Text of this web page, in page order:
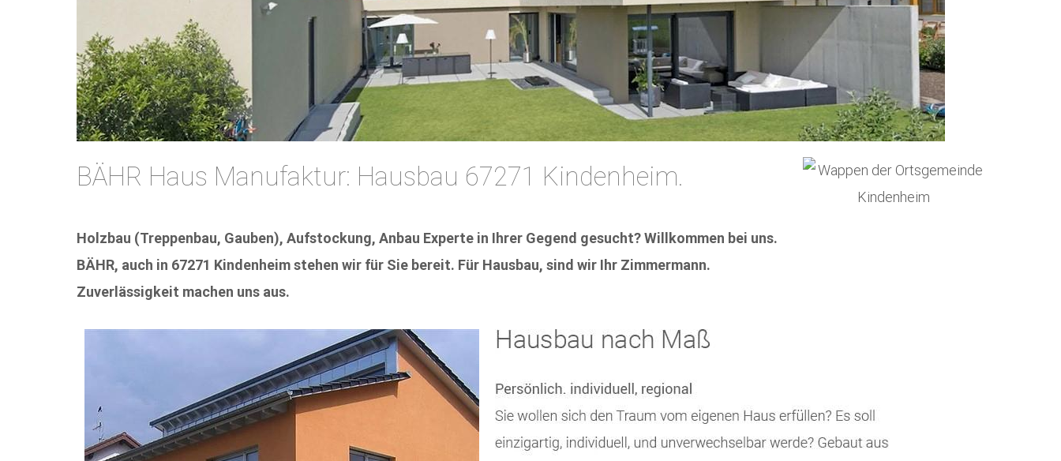
BÄHR Haus Manufaktur: Hausbau 67271 Kindenheim.
Holzbau (Treppenbau, Gauben), Aufstockung, Anbau Experte in Ihrer Gegend gesucht? Willkommen bei uns.
BÄHR, auch in 67271 Kindenheim stehen wir für Sie bereit. Für Hausbau, sind wir Ihr Zimmermann.
Zuverlässigkeit machen uns aus.